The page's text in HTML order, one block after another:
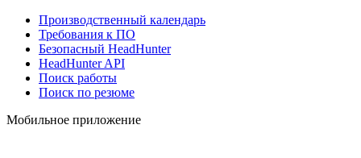
Производственный календарь
Требования к ПО
Безопасный HeadHunter
HeadHunter API
Поиск работы
Поиск по резюме
Мобильное приложение